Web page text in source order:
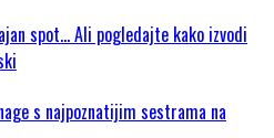
spot… Ali pogledajte kako izvodi
s najpoznatijim sestrama na